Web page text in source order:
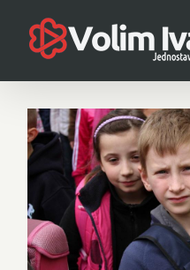
content
View
Larger
Image